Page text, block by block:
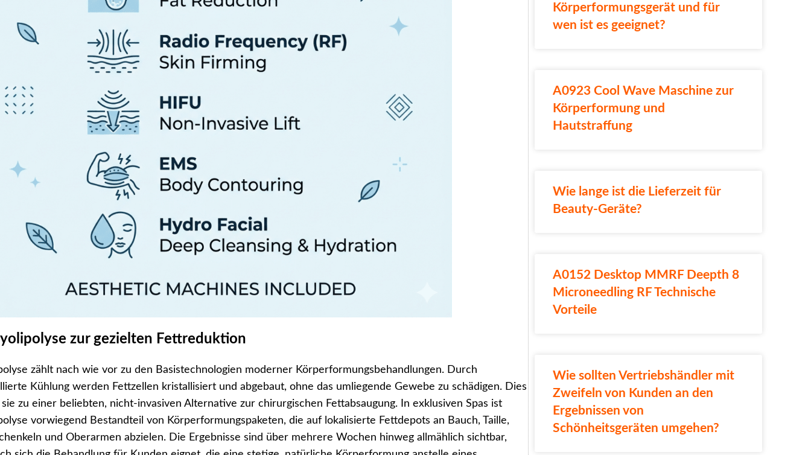
zur gezielten Fettreduktion
zählt nach wie vor zu den Basistechnologien moderner Körperformungsbehandlungen. Durch
Kühlung werden Fettzellen kristallisiert und abgebaut, ohne das umliegende Gewebe zu schädigen. Dies
zu einer beliebten, nicht-invasiven Alternative zur chirurgischen Fettabsaugung. In exklusiven Spas ist
vorwiegend Bestandteil von Körperformungspaketen, die auf lokalisierte Fettdepots an Bauch, Taille,
und Oberarmen abzielen. Die Ergebnisse sind über mehrere Wochen hinweg allmählich sichtbar,
Körperformungsgerät und für
wen ist es geeignet?
A0923 Cool Wave Maschine zur
Körperformung und
Hautstraffung
Wie lange ist die Lieferzeit für
Beauty-Geräte?
A0152 Desktop MMRF Deepth 8
Microneedling RF Technische
Vorteile
Wie sollten Vertriebshändler mit
Zweifeln von Kunden an den
Ergebnissen von
Schönheitsgeräten umgehen?